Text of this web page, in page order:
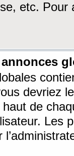
etc. Pour
devriez
de
Les